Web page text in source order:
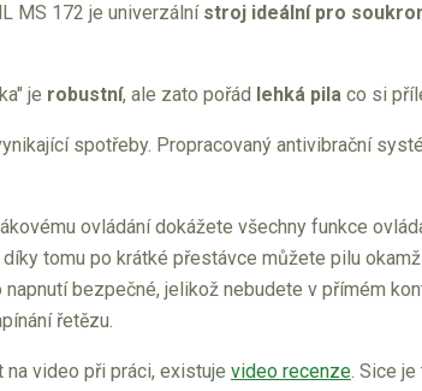
MS 172 je univerzálnístroj ideální pro
je robustní, ale zato pořád lehká pila co si
spotřeby. Propracovaný antivibrační
ovládání dokážete všechny funkce
tomu po krátké přestávce můžete pilu
napnutí bezpečné, jelikož nebudete v přímém
řetězu.
video při práci, existuje video recenze. Sice